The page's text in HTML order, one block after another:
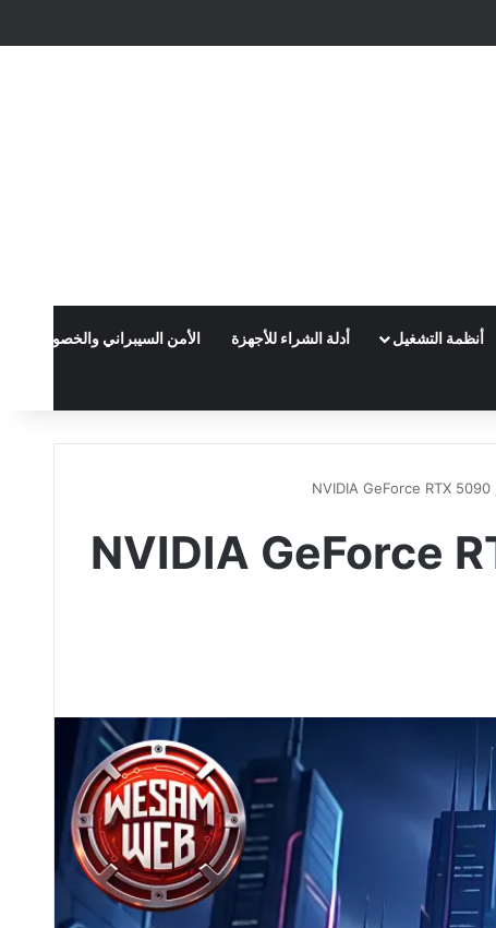
أنظمة التشغيل أدلة الشراء للأجهزة الأمن السيبراني والخصوصية